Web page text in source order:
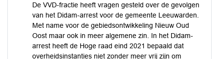
De VVD-fractie heeft vragen gesteld over de gevolgen
van het Didam-arrest voor de gemeente Leeuwarden.
Met name voor de gebiedsontwikkeling Nieuw Oud
Oost maar ook in meer algemene zin. In het Didam-
arrest heeft de Hoge raad eind 2021 bepaald dat
overheidsinstanties niet zonder meer vrij zijn om